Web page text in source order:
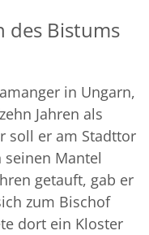
des Bistums
in Ungarn,
Jahren als
soll er am Stadttor
Mantel
getauft, gab er
zum Bischof
dort ein Kloster